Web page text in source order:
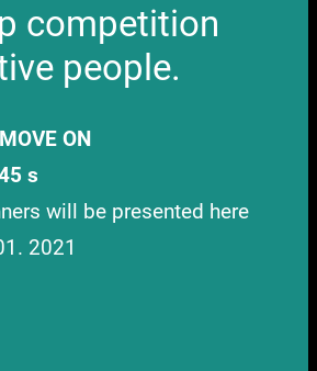
competition
people.
MOVE ON
s
will be presented here
2021